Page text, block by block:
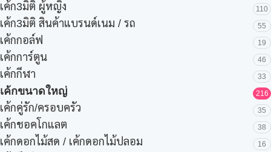
เค้ก3มิติ ผู้หญิง 110
เค้ก3มิติ สินค้าแบรนด์เนม / รถ 55
เค้กกอล์ฟ 19
เค้กการ์ตูน 46
เค้กกีฬา 33
เค้กขนาดใหญ่ 216
เค้กคู่รัก/ครอบครัว 35
เค้กชอคโกแลต 38
เค้กดอกไม้สด / เค้กดอกไม้ปลอม 16